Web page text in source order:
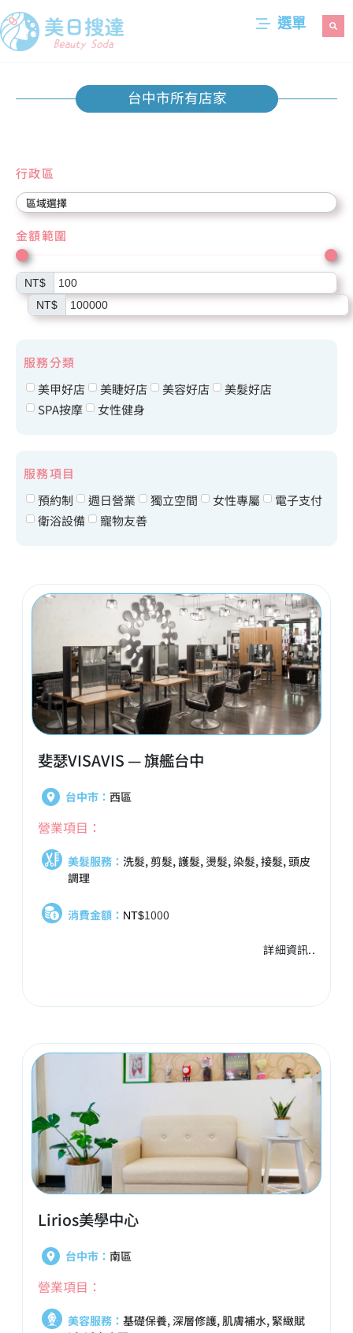
選單
台中市所有店家
行政區
金額範圍
NT$
NT$
服務分類
美甲好店
美睫好店 美容好店
美髮好店
SPA按摩
女性健身
服務項目
預約制
週日營業 獨立空間 女性專屬
電子支付
衛浴設備
寵物友善
斐瑟VISAVIS — 旗艦台中
台中市： 西區
營業項目：
美髮服務： 洗髮, 剪髮, 護髮, 燙髮, 染髮, 接髮, 頭皮
調理
消費金額： NT$1000
詳細資訊..
Lirios美學中心
台中市： 南區
營業項目：
美容服務： 基礎保養, 深層修護, 肌膚補水, 緊緻賦